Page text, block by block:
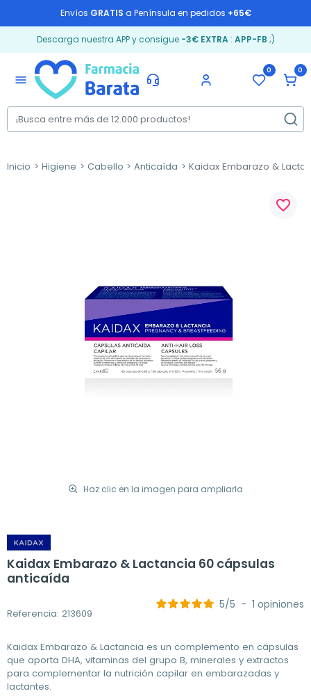
Envíos GRATIS a Península en pedidos +65€
Descarga nuestra APP y consigue -3€ EXTRA: APP-FB ;)
menu
0 0
Inicio Higiene Cabello Anticaída Kaidax Embarazo &
Haz clic en la imagen para ampliarla
favorite_border
Kaidax Embarazo & Lactancia 60 cápsulas
anticaída
Referencia: 213609
5/5 - 1 opiniones
Kaidax Embarazo & Lactancia es un complemento en cápsulas
que aporta DHA, vitaminas del grupo B, minerales y extractos
para complementar la nutrición capilar en embarazadas y
lactantes.